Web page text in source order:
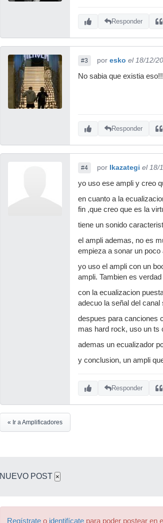
Responder
#3 por esko el 18/12/
No sabia que existia
Responder
#4 por Ikazategi el 18/
yo uso ese ampli y creo
en cuanto a la
fin ,que creo que es la
tiene un sonido
el ampli ademas, no es
empieza a sonar un
yo uso el ampli con un
ampli. Tambien es
con la ecualizacion
adecuo la señal del
despues para canciones
mas hard rock, uso un ts
ademas un ecualizador
y conclusion, un ampli
Responder
« Ir a Amplificadores
NUEVO POST ×
Regístrate o identifícate para poder postear en